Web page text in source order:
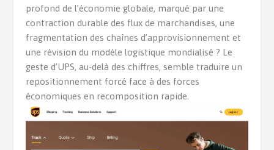
profond de l’économie globale, marqué par une
contraction durable des flux de marchandises, une
fragmentation des chaînes d’approvisionnement et
une révision du modèle logistique mondialisé ? Le
geste d’UPS, au-delà des chiffres, semble traduire un
repositionnement forcé face à des forces
économiques en recomposition rapide.